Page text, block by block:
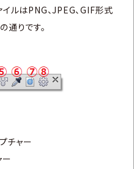
ルはPNG、JPEG、GIF形式
通りです。
チャー
ー